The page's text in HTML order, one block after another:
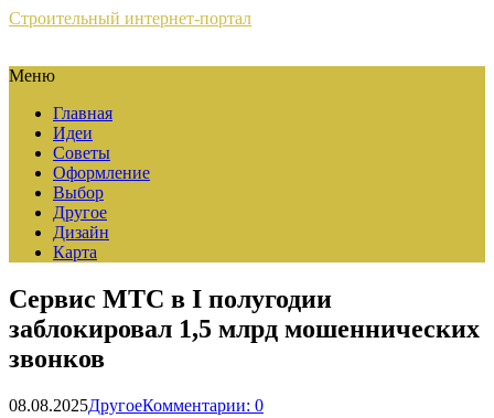
Строительный интернет-портал
Меню
Главная
Идеи
Советы
Оформление
Выбор
Другое
Дизайн
Карта
Сервис МТС в I полугодии
заблокировал 1,5 млрд мошеннических
звонков
08.08.2025ДругоеКомментарии: 0